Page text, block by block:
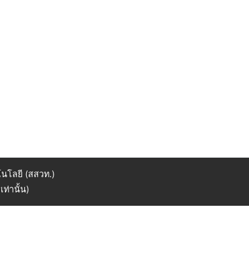
โลยี (สสวท.)
ท่านั้น)